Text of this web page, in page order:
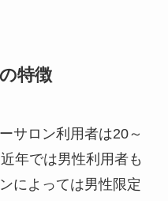
特徴
サロン利用者は20～
年では男性利用者も
によっては男性限定